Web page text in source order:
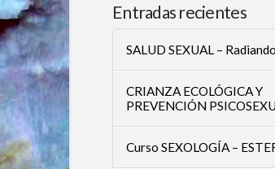
Entradas recientes
SALUD SEXUAL –
CRIANZA ECOLÓGICA Y
PREVENCIÓN
Curso SEXOLOGÍA –